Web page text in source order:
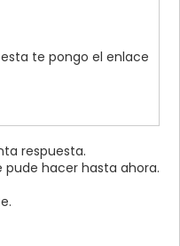
te pongo el enlace
respuesta.
hacer hasta ahora.